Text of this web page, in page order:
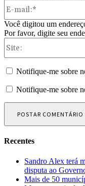
Você digitou um
Por favor, digite seu
Notifique-me sobre
Notifique-me sobre
Recentes
Sandro Alex terá
disputa ao
Mais de 50